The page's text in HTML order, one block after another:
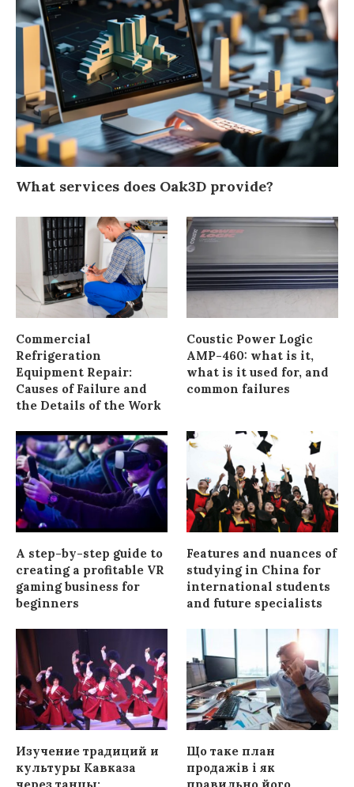
What services does Oak3D provide?
Commercial
Refrigeration
Equipment Repair:
Causes of Failure and
the Details of the Work
Coustic Power Logic
AMP-460: what is it,
what is it used for, and
common failures
A step-by-step guide to
creating a profitable VR
gaming business for
beginners
Features and nuances of
studying in China for
international students
and future specialists
Изучение традиций и
культуры Кавказа
Що таке план
продажів і як